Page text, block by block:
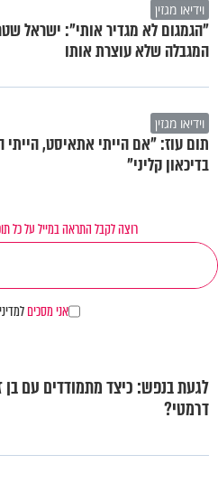
וידיאו מגזין
"הגמגום לא מגדיר אותי": ישראל
המגבלה שלא עוצרת אותו
וידיאו מגזין
תום עוז: "אם הייתי אתאיסט, הייתי
בדיכאון קליני"
רוצה לקבל התראה במייל על כל
אני מסכים
לגעת בנפש: כיצד מתמודדים עם בן
דרמטי?